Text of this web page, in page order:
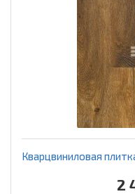
Кварцвиниловая
2